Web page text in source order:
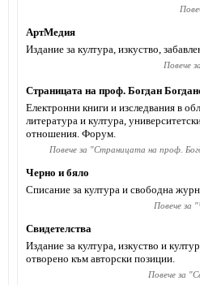
АртМедия
Издание за култура, изкуство,
Повече
Страницата на проф. Богдан
Електронни книги и изследвания в
литература и култура,
отношения. Форум.
Повече за "Страницата на проф.
Черно и бяло
Списание за култура и свободна
Повече за "
Свидетелства
Издание за култура, изкуство и
отворено към авторски позиции.
Повече за "